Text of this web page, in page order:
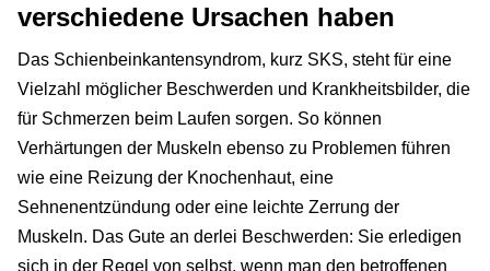
verschiedene Ursachen haben
Das Schienbeinkantensyndrom, kurz SKS, steht für eine
Vielzahl möglicher Beschwerden und Krankheitsbilder, die
für Schmerzen beim Laufen sorgen. So können
Verhärtungen der Muskeln ebenso zu Problemen führen
wie eine Reizung der Knochenhaut, eine
Sehnenentzündung oder eine leichte Zerrung der
Muskeln. Das Gute an derlei Beschwerden: Sie erledigen
sich in der Regel von selbst, wenn man den betroffenen